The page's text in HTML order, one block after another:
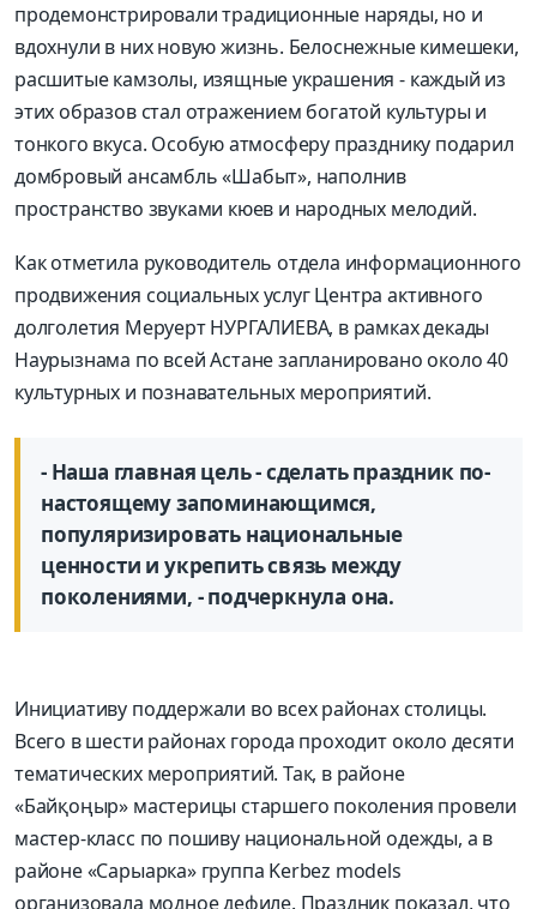
продемонстрировали традиционные наряды, но и
вдохнули в них новую жизнь. Белоснежные кимешеки,
расшитые камзолы, изящные украшения - каждый из
этих образов стал отражением богатой культуры и
тонкого вкуса. Особую атмосферу празднику подарил
домбровый ансамбль «Шабыт», наполнив
пространство звуками кюев и народных мелодий.
Как отметила руководитель отдела информационного
продвижения социальных услуг Центра активного
долголетия Меруерт НУРГАЛИЕВА, в рамках декады
Наурызнама по всей Астане запланировано около 40
культурных и познавательных мероприятий.
- Наша главная цель - сделать праздник по-
настоящему запоминающимся,
популяризировать национальные
ценности и укрепить связь между
поколениями, - подчеркнула она.
Инициативу поддержали во всех районах столицы.
Всего в шести районах города проходит около десяти
тематических мероприятий. Так, в районе
«Байқоңыр» мастерицы старшего поколения провели
мастер-класс по пошиву национальной одежды, а в
районе «Сарыарка» группа Kerbez models
организовала модное дефиле. Праздник показал, что